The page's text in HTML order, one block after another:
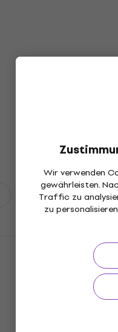
Wir verwenden
gewährleisten.
Traffic zu
zu